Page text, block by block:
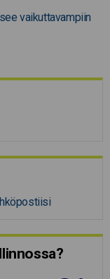
vaikuttavampiin